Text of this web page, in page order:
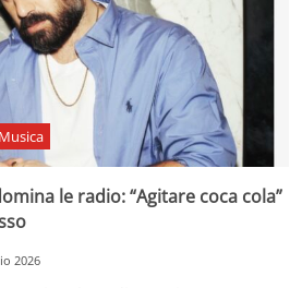
Musica
le radio: “Agitare coca cola”
2026